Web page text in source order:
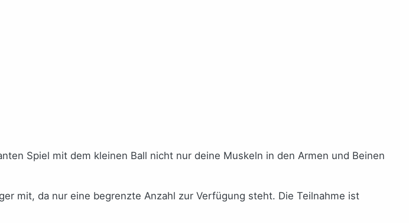
Spiel mit dem kleinen Ball nicht nur deine Muskeln in den Armen und Beinen
mit, da nur eine begrenzte Anzahl zur Verfügung steht. Die Teilnahme ist